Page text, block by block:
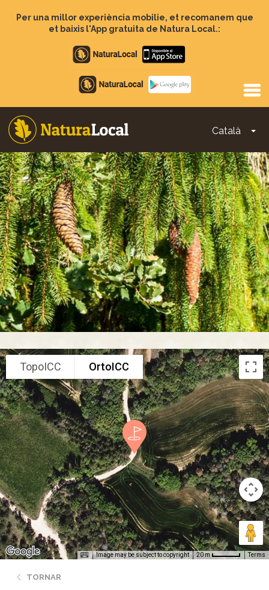
Per una millor experiència mobilie, et recomanem que
et baixis l'App gratuita de Natura Local.:
Apple
store
Google
Play
Català
Main
navigation
TopoICC OrtoICC
Image may be subject to copyright 20 m Terms
TORNAR